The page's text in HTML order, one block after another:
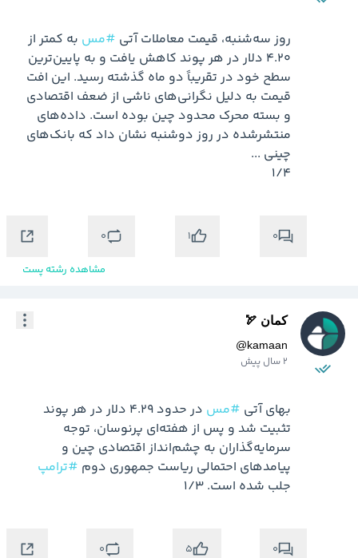
روز سه‌شنبه، قیمت معاملات آتی #مس
1/4
0
1
0
مشاهده رشته پست
کمان 🏹
@kamaan
2 سال پیش
بهای آتی #مس
پیامدهای احتمالی ریاست جمهوری دوم #ترامپ
جلب شده است. 1/3
0
5
0